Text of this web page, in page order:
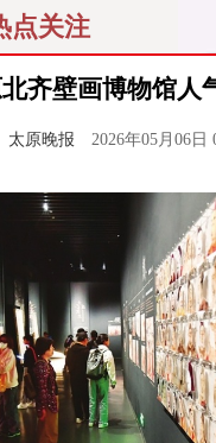
点关注
齐壁画博物馆人
太原晚报 2026年05月06日